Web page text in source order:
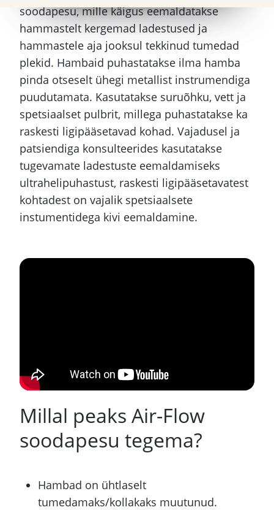
Väljakujunenud hammaskond arenevas
organismis
Air-Flow ehk pärlipesu hammastele
Hammaste valgendamine
Implantoloogia
Juureravi ehk endodontia
Hambakroon
Kaunis naeratus – laminaadid,
Componeerid
Componeerid
Hamba laminaadid
Proteesid ja proteesihüvitis
Sildprotees
Hambakroon
Suust eemaldatavad proteesid
Suukirurgia
Hambakaunistused
soodapesu, mille käigus eemaldatakse
hammastelt kergemad ladestused ja
hammastele aja jooksul tekkinud tumedad
plekid. Hambaid puhastatakse ilma hamba
pinda otseselt ühegi metallist instrumendiga
puudutamata. Kasutatakse suruõhku, vett ja
spetsiaalset pulbrit, millega puhastatakse ka
raskesti ligipääsetavad kohad. Vajadusel ja
patsiendiga konsulteerides kasutatakse
tugevamate ladestuste eemaldamiseks
ultrahelipuhastust, raskesti ligipääsetavatest
kohtadest on vajalik spetsiaalsete
instumentidega kivi eemaldamine.
Millal peaks Air-Flow
soodapesu tegema?
Hambad on ühtlaselt
tumedamaks/kollakaks muutunud.